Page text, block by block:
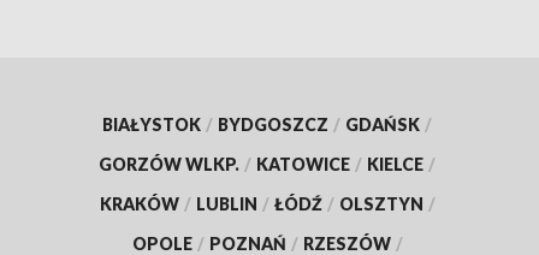
BIAŁYSTOK / BYDGOSZCZ / GDAŃSK /
GORZÓW WLKP. / KATOWICE / KIELCE /
KRAKÓW / LUBLIN / ŁÓDŹ / OLSZTYN /
OPOLE / POZNAŃ / RZESZÓW /